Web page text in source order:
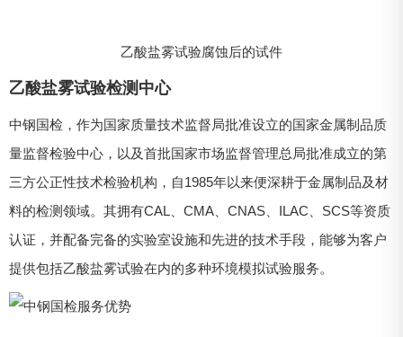
乙酸盐雾试验腐蚀后的试件
乙酸盐雾试验检测中心
中钢国检，作为国家质量技术监督局批准设立的国家金属制品质
量监督检验中心，以及首批国家市场监督管理总局批准成立的第
三方公正性技术检验机构，自1985年以来便深耕于金属制品及材
料的检测领域。其拥有CAL、CMA、CNAS、ILAC、SCS等资质
认证，并配备完备的实验室设施和先进的技术手段，能够为客户
提供包括乙酸盐雾试验在内的多种环境模拟试验服务。